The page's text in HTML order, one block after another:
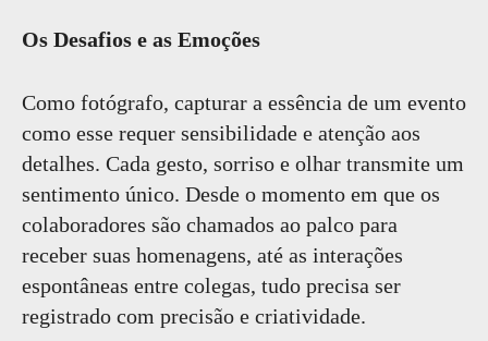
Os Desafios e as Emoções
Como fotógrafo, capturar a essência de um evento
como esse requer sensibilidade e atenção aos
detalhes. Cada gesto, sorriso e olhar transmite um
sentimento único. Desde o momento em que os
colaboradores são chamados ao palco para
receber suas homenagens, até as interações
espontâneas entre colegas, tudo precisa ser
registrado com precisão e criatividade.